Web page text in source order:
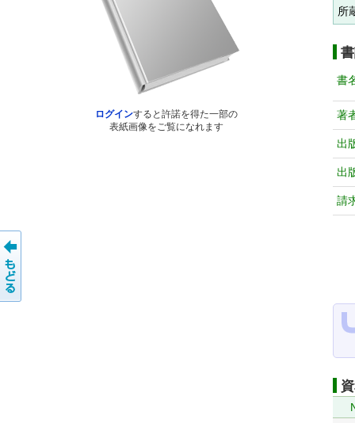
ログインすると許諾を得た一部の
表紙画像をご覧になれます
所
書
著
出
出
請